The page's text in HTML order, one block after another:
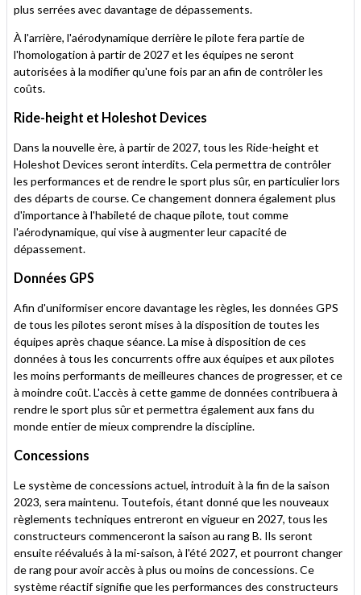
plus serrées avec davantage de dépassements.
À l'arrière, l'aérodynamique derrière le pilote fera partie de
l'homologation à partir de 2027 et les équipes ne seront
autorisées à la modifier qu'une fois par an afin de contrôler les
coûts.
Ride-height et Holeshot Devices
Dans la nouvelle ère, à partir de 2027, tous les Ride-height et
Holeshot Devices seront interdits. Cela permettra de contrôler
les performances et de rendre le sport plus sûr, en particulier lors
des départs de course. Ce changement donnera également plus
d'importance à l'habileté de chaque pilote, tout comme
l'aérodynamique, qui vise à augmenter leur capacité de
dépassement.
Données GPS
Afin d'uniformiser encore davantage les règles, les données GPS
de tous les pilotes seront mises à la disposition de toutes les
équipes après chaque séance. La mise à disposition de ces
données à tous les concurrents offre aux équipes et aux pilotes
les moins performants de meilleures chances de progresser, et ce
à moindre coût. L'accès à cette gamme de données contribuera à
rendre le sport plus sûr et permettra également aux fans du
monde entier de mieux comprendre la discipline.
Concessions
Le système de concessions actuel, introduit à la fin de la saison
2023, sera maintenu. Toutefois, étant donné que les nouveaux
règlements techniques entreront en vigueur en 2027, tous les
constructeurs commenceront la saison au rang B. Ils seront
ensuite réévalués à la mi-saison, à l'été 2027, et pourront changer
de rang pour avoir accès à plus ou moins de concessions. Ce
système réactif signifie que les performances des constructeurs